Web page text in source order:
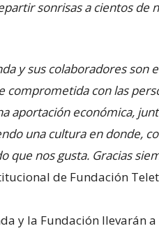
sonrisas a cientos de
y sus colaboradores
comprometida con las
aportación económica,
una cultura en donde,
que nos gusta. Gracias
de Fundación
y la Fundación llevarán a